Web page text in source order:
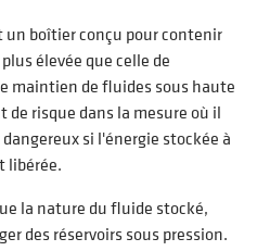
un boîtier conçu pour contenir
élevée que celle de
maintien de fluides sous haute
risque dans la mesure où il
si l'énergie stockée à
libérée.
la nature du fluide stocké,
des réservoirs sous pression.